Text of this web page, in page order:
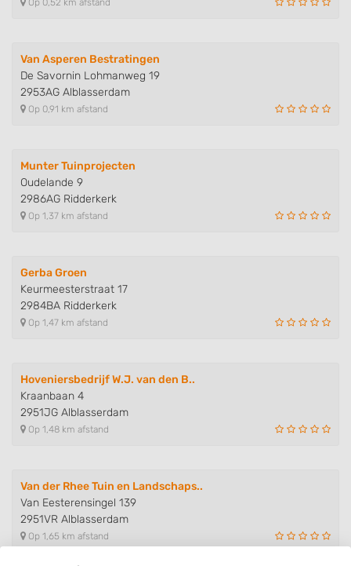
Van Asperen Bestratingen
De Savornin Lohmanweg 19
2953AG Alblasserdam
Op 0,91 km afstand
Munter Tuinprojecten
Oudelande 9
2986AG Ridderkerk
Op 1,37 km afstand
Gerba Groen
Keurmeesterstraat 17
2984BA Ridderkerk
Op 1,47 km afstand
Hoveniersbedrijf W.J. van den B..
Kraanbaan 4
2951JG Alblasserdam
Op 1,48 km afstand
Van der Rhee Tuin en Landschaps..
Van Eesterensingel 139
2951VR Alblasserdam
Op 1,65 km afstand